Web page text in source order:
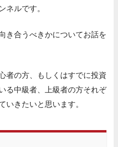
ネルです。
き合うべきかについてお話を
者の方、もしくはすでに投資
る中級者、上級者の方それぞ
いきたいと思います。